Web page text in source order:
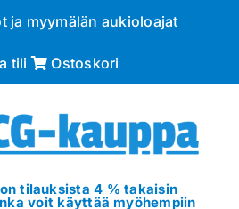
ja myymälän aukioloajat
tili Ostoskori
tilauksista 4 % takaisin
voit käyttää myöhempiin